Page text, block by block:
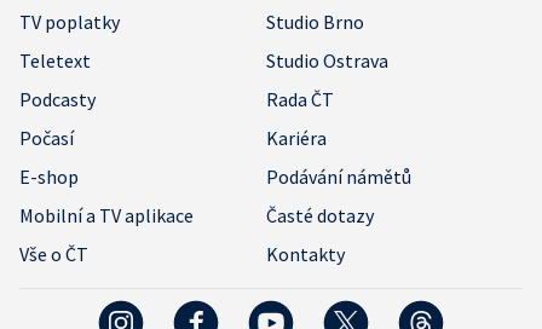
TV poplatky
Studio Brno
Teletext
Studio Ostrava
Podcasty
Rada ČT
Počasí
Kariéra
E-shop
Podávání námětů
Mobilní a TV aplikace
Časté dotazy
Vše o ČT
Kontakty